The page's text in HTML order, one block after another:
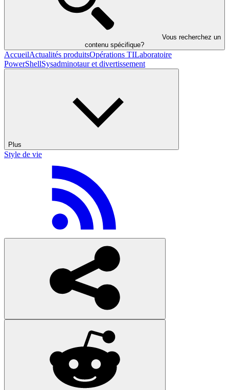
Vous recherchez un
contenu spécifique?
AccueilActualités produitsOpérations TILaboratoire
PowerShellSysadminotaur et divertissement
Plus
Style de vie